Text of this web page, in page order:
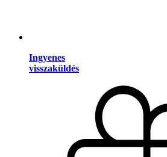
Ingyenes
visszaküldés